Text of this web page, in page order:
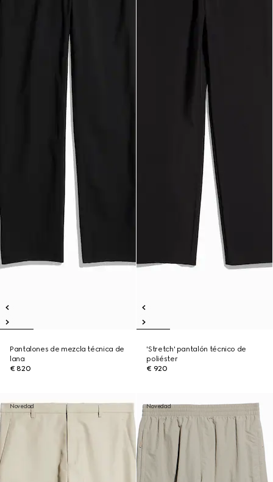
Pantalones de mezcla técnica de
lana
€ 820
'Stretch' pantalón técnico de
poliéster
€ 920
Novedad Novedad